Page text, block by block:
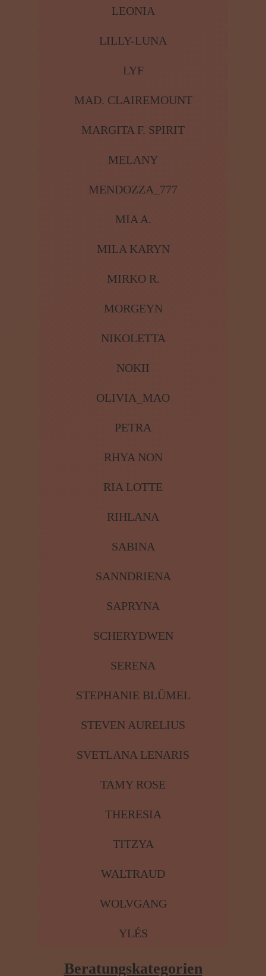
KATA
KIARA MAYA
KICKI
LEONIA
LILLY-LUNA
LYF
MAD. CLAIREMOUNT
MARGITA F. SPIRIT
MELANY
MENDOZZA_777
MIA A.
MILA KARYN
MIRKO R.
MORGEYN
NIKOLETTA
NOKII
OLIVIA_MAO
PETRA
RHYA NON
RIA LOTTE
RIHLANA
SABINA
SANNDRIENA
SAPRYNA
SCHERYDWEN
SERENA
STEPHANIE BLÜMEL
STEVEN AURELIUS
SVETLANA LENARIS
TAMY ROSE
THERESIA
TITZYA